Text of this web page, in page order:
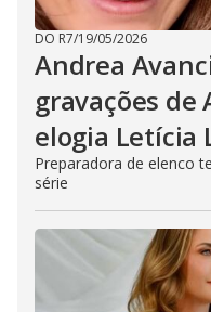
DO R7/19/05/2026
Andrea
gravações de
elogia Letícia
Preparadora de elenco
série